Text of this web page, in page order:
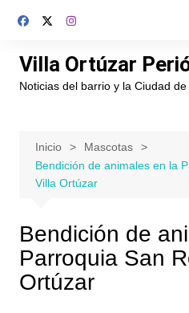
Villa Ortúzar
Noticias del barrio y la Ciudad
Inicio
Mascotas
Bendición de animales en la
Villa Ortúzar
Bendición de
Parroquia San
Ortúzar